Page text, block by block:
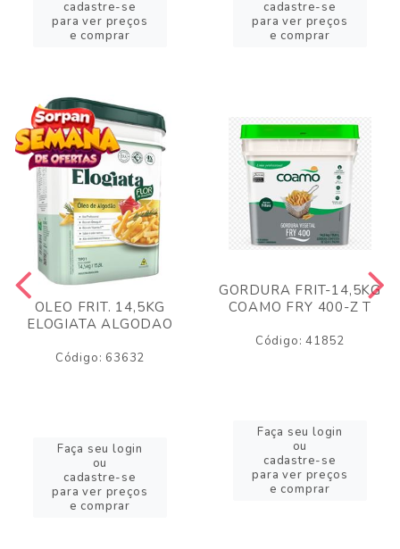
cadastre-se
para ver preços
e comprar
cadastre-se
para ver preços
e comprar
OLEO FRIT. 14,5KG
ELOGIATA ALGODAO
Código: 63632
Faça seu login
ou
cadastre-se
para ver preços
e comprar
GORDURA FRIT-14,5KG
COAMO FRY 400-Z T
Código: 41852
Faça seu login
ou
cadastre-se
para ver preços
e comprar